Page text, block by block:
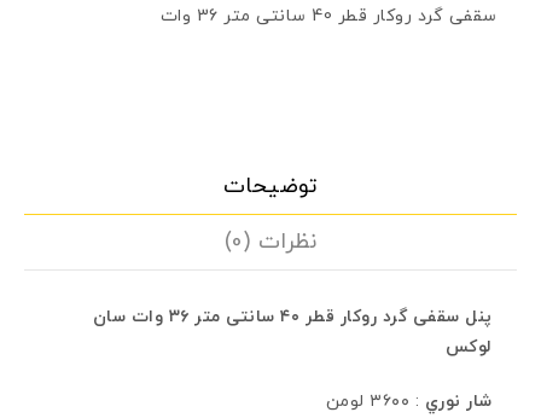
سقفی گرد روکار قطر 40 سانتی متر 36 وات
توضیحات
نظرات (0)
پنل سقفی گرد روکار قطر ۴۰ سانتی متر ۳۶ وات سان
لوکس
شار نوري : ۳۶۰۰ لومن